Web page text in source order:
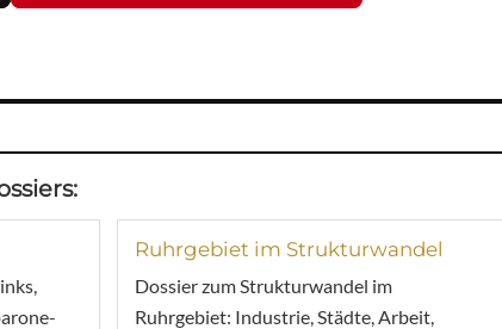
Ruhrgebiet im Strukturwandel
Dossier zum Strukturwandel im
Ruhrgebiet: Industrie, Städte, Arbeit,